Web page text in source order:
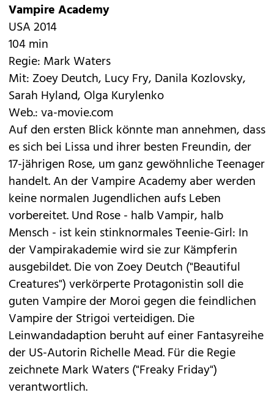
Vampire Academy
USA 2014
104 min
Regie: Mark Waters
Mit: Zoey Deutch, Lucy Fry, Danila Kozlovsky,
Sarah Hyland, Olga Kurylenko
Web.:va-movie.com
Auf den ersten Blick könnte man annehmen, dass
es sich bei Lissa und ihrer besten Freundin, der
17-jährigen Rose, um ganz gewöhnliche Teenager
handelt. An der Vampire Academy aber werden
keine normalen Jugendlichen aufs Leben
vorbereitet. Und Rose - halb Vampir, halb
Mensch - ist kein stinknormales Teenie-Girl: In
der Vampirakademie wird sie zur Kämpferin
ausgebildet. Die von Zoey Deutch ("Beautiful
Creatures") verkörperte Protagonistin soll die
guten Vampire der Moroi gegen die feindlichen
Vampire der Strigoi verteidigen. Die
Leinwandadaption beruht auf einer Fantasyreihe
der US-Autorin Richelle Mead. Für die Regie
zeichnete Mark Waters ("Freaky Friday")
verantwortlich.